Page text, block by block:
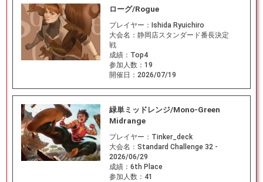
ローグ/Rogue
プレイヤー： Ishida Ryuichiro
大会名： 静岡店スタンダード番長決定
戦
成績： Top4
参加人数： 19
開催日： 2026/07/19
緑単ミッドレンジ/Mono-Green
Midrange
プレイヤー： Tinker_deck
大会名： Standard Challenge 32 -
2026/06/29
成績： 6th Place
参加人数： 41